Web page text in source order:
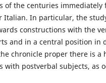
of the centuries
Italian. In particular, the
constructions with the
and in a central position in
chronicle proper there is a
with postverbal subjects, as